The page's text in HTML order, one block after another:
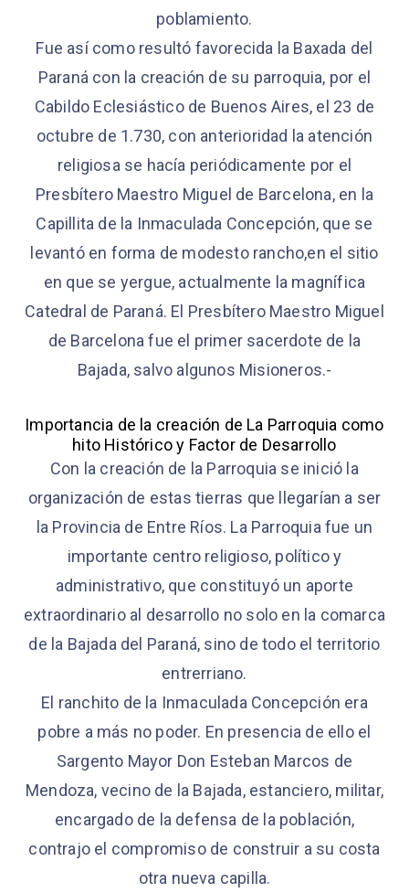
poblamiento.
Fue así como resultó favorecida la Baxada del
Paraná con la creación de su parroquia, por el
Cabildo Eclesiástico de Buenos Aires, el 23 de
octubre de 1.730, con anterioridad la atención
religiosa se hacía periódicamente por el
Presbítero Maestro Miguel de Barcelona, en la
Capillita de la Inmaculada Concepción, que se
levantó en forma de modesto rancho,en el sitio
en que se yergue, actualmente la magnífica
Catedral de Paraná. El Presbítero Maestro Miguel
de Barcelona fue el primer sacerdote de la
Bajada, salvo algunos Misioneros.-
Importancia de la creación de La Parroquia como
hito Histórico y Factor de Desarrollo
Con la creación de la Parroquia se inició la
organización de estas tierras que llegarían a ser
la Provincia de Entre Ríos. La Parroquia fue un
importante centro religioso, político y
administrativo, que constituyó un aporte
extraordinario al desarrollo no solo en la comarca
de la Bajada del Paraná, sino de todo el territorio
entrerriano.
El ranchito de la Inmaculada Concepción era
pobre a más no poder. En presencia de ello el
Sargento Mayor Don Esteban Marcos de
Mendoza, vecino de la Bajada, estanciero, militar,
encargado de la defensa de la población,
contrajo el compromiso de construir a su costa
otra nueva capilla.